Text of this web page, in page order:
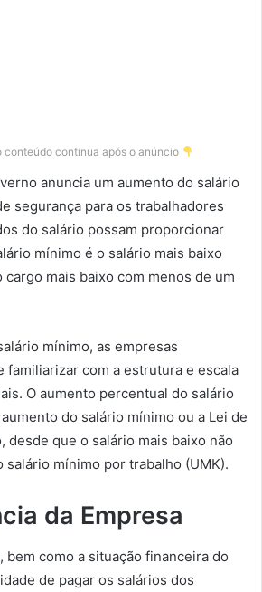
conteúdo continua após o anúncio
anuncia um aumento do salário
segurança para os trabalhadores
do salário possam proporcionar
mínimo é o salário mais baixo
mais baixo com menos de um
mínimo, as empresas
familiarizar com a estrutura e escala
O aumento percentual do salário
do salário mínimo ou a Lei de
desde que o salário mais baixo não
salário mínimo por trabalho (UMK).
da Empresa
bem como a situação financeira do
de pagar os salários dos